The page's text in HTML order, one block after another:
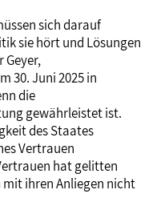
sich darauf
sie hört und Lösungen
Geyer,
30. Juni 2025 in
die
gewährleistet ist.
des Staates
Vertrauen
hat gelitten
mit ihren Anliegen nicht